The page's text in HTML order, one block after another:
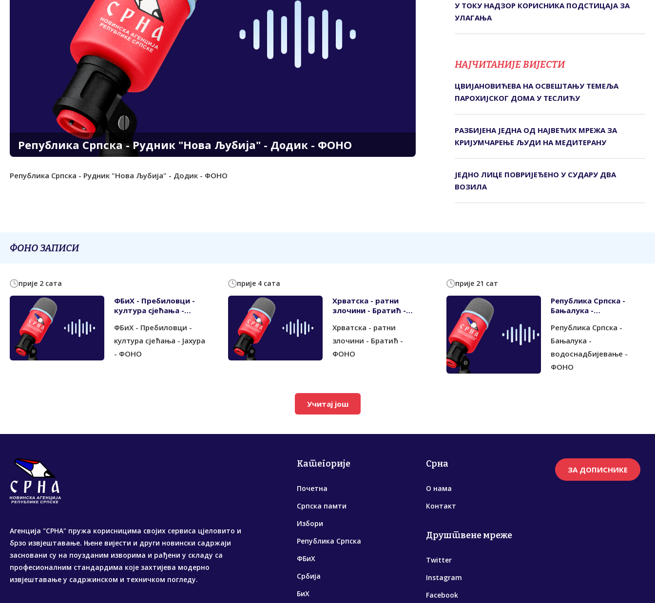
Република Српска - Рудник "Нова Љубија" - Додик - ФОНО
Република Српска - Рудник "Нова Љубија" - Додик - ФОНО
У ТОКУ НАДЗОР КОРИСНИКА ПОДСТИЦАЈА ЗА
УЛАГАЊА
НАЈЧИТАНИЈЕ ВИЈЕСТИ
ЦВИЈАНОВИЋЕВА НА ОСВЕШТАЊУ ТЕМЕЉА
ПАРОХИЈСКОГ ДОМА У ТЕСЛИЋУ
РАЗБИЈЕНА ЈЕДНА ОД НАЈВЕЋИХ МРЕЖА ЗА
КРИЈУМЧАРЕЊЕ ЉУДИ НА МЕДИТЕРАНУ
ЈЕДНО ЛИЦЕ ПОВРИЈЕЂЕНО У СУДАРУ ДВА
ВОЗИЛА
ФОНО ЗАПИСИ
прије 2 сата
ФБиХ - Пребиловци -
култура сјећања -
ФБиХ - Пребиловци -
култура сјећања - Јахура
- ФОНО
прије 4 сата
Хрватска - ратни
злочини - Братић -
Хрватска - ратни
злочини - Братић -
ФОНО
прије 21 сат
Република Српска -
Бањалука -
ФОНО
Република Српска -
Бањалука -
водоснадбијевање -
ФОНО
Учитај још
Агенција "СРНА" пружа корисницима својих сервиса цјеловито и
брзо извјештавање. Њене вијести и други новински садржаји
засновани су на поузданим изворима и рађени у складу са
професионалним стандардима које захтијева модерно
извјештавање у садржинском и техничком погледу.
Категорије
Почетна
Српска памти
Избори
Република Српска
ФБиХ
Србија
БиХ
Срна
О нама
Контакт
Друштвене мреже
Twitter
Instagram
Facebook
ЗА ДОПИСНИКЕ